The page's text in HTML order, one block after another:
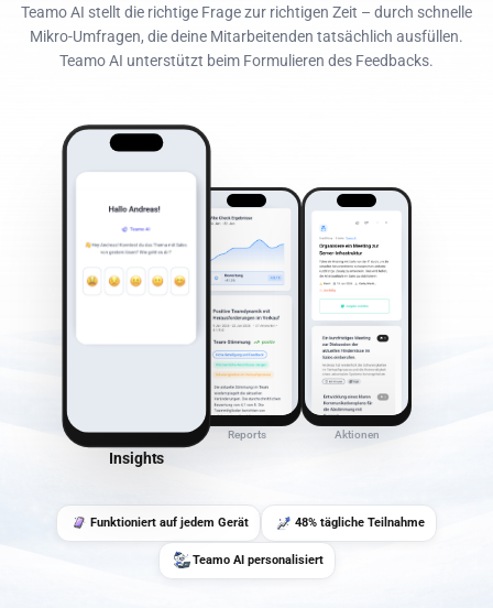
Teamo AI stellt die richtige Frage zur richtigen Zeit – durch schnelle
Mikro-Umfragen, die deine Mitarbeitenden tatsächlich ausfüllen.
Teamo AI unterstützt beim Formulieren des Feedbacks.
Insights
Reports Aktionen
Funktioniert auf jedem Gerät 48% tägliche Teilnahme
Teamo AI personalisiert